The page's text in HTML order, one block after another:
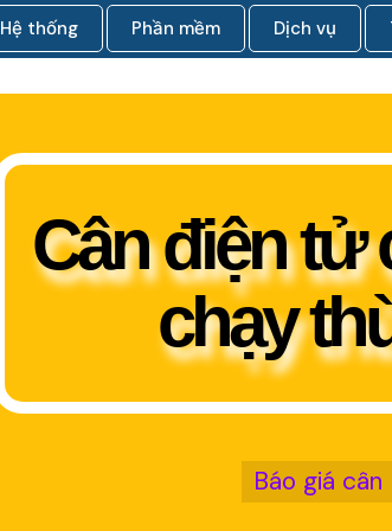
Hệ thống Phần mềm Dịch vụ
Cân điện tử
chạy
Báo giá cân